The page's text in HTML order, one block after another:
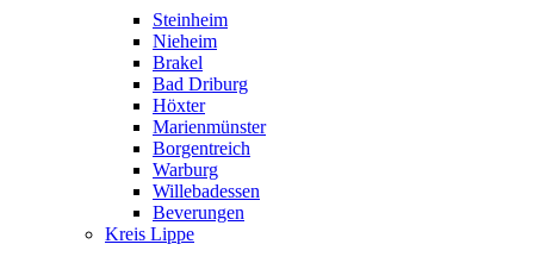
Steinheim
Nieheim
Brakel
Bad Driburg
Höxter
Marienmünster
Borgentreich
Warburg
Willebadessen
Beverungen
Kreis Lippe